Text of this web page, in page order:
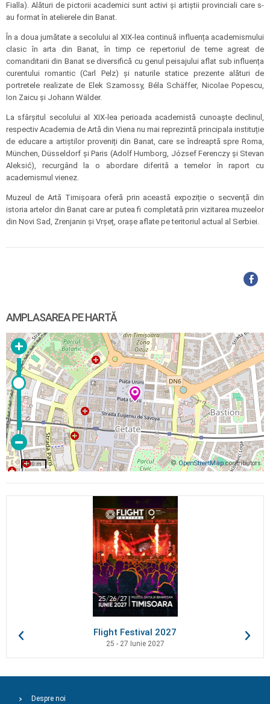
Fialla). Alături de pictorii academici sunt activi și artiștii provinciali care s-
au format în atelierele din Banat.
În a doua jumătate a secolului al XIX-lea continuă influența academismului
clasic în arta din Banat, în timp ce repertoriul de teme agreat de
comanditarii din Banat se diversifică cu genul peisajului aflat sub influența
curentului romantic (Carl Pelz) și naturile statice prezente alături de
portretele realizate de Elek Szamossy, Béla Schäffer, Nicolae Popescu,
Ion Zaicu și Johann Wälder.
La sfârșitul secolului al XIX-lea perioada academistă cunoaște declinul,
respectiv Academia de Artă din Viena nu mai reprezintă principala instituție
de educare a artiștilor proveniți din Banat, care se îndreaptă spre Roma,
München, Düsseldorf și Paris (Adolf Humborg, József Ferenczy și Stevan
Aleksić), recurgând la o abordare diferită a temelor în raport cu
academismul vienez.
Muzeul de Artă Timișoara oferă prin această expoziție o secvență din
istoria artelor din Banat care ar putea fi completată prin vizitarea muzeelor
din Novi Sad, Zrenjanin și Vrșeț, orașe aflate pe teritoriul actual al Serbiei.
AMPLASAREA PE HARTĂ
©OpenStreetMap contributors
200 m
Flight Festival 2027
25 - 27 Iunie 2027
Despre noi